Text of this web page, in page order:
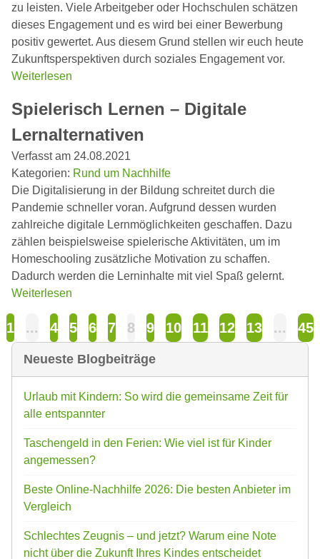
zu leisten. Viele Arbeitgeber oder Hochschulen schätzen
dieses Engagement und es wird bei einer Bewerbung
positiv gewertet. Aus diesem Grund stellen wir euch heute
Zukunftsperspektiven durch soziales Engagement vor.
Weiterlesen
Spielerisch Lernen – Digitale
Lernalternativen
Verfasst am 24.08.2021
Kategorien: Rund um Nachhilfe
Die Digitalisierung in der Bildung schreitet durch die
Pandemie schneller voran. Aufgrund dessen wurden
zahlreiche digitale Lernmöglichkeiten geschaffen. Dazu
zählen beispielsweise spielerische Aktivitäten, um im
Homeschooling zusätzliche Motivation zu schaffen.
Dadurch werden die Lerninhalte mit viel Spaß gelernt.
Weiterlesen
1 ... 4 5 6 7 8 9 10 11 12 13 ... 45
Neueste Blogbeiträge
Urlaub mit Kindern: So wird die gemeinsame Zeit für
alle entspannter
Taschengeld in den Ferien: Wie viel ist für Kinder
angemessen?
Beste Online-Nachhilfe 2026: Die besten Anbieter im
Vergleich
Schlechtes Zeugnis – und jetzt? Warum eine Note
nicht über die Zukunft Ihres Kindes entscheidet